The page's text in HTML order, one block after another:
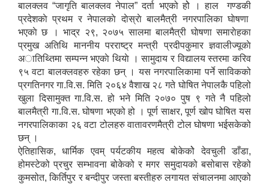
बालक्लव “जागृति बालक्लव नेपाल” दर्ता भएको होे । हाल गण्डकी
प्रदेशकाे प्रथम र नेपालकाे दाेस्राे बालमैत्री नगरपालिका घाेषणा
भएकाे छ । भाद्र २९, २०७५ सालमा बालमैत्री घाेषणा समाराेहका
प्रमुख अतिथि माननीय परराष्ट्र मन्त्री प्रदीपकुमार ज्ञवालीज्यूकाे
अातिथ्तिमा सम्पन्न भएकाे थियाे । सामुदाय र विद्यालय स्तरमा करिव
९५ वटा बालक्लवहरु रहेका छन् । यस नगरपालिकामा पर्ने साविकको
प्रगतिनगर गा.वि.स. मिति २०६४ वैशाख २८ गते घोषित नेपालकै पहिलो
खुला दिसामुक्त गा.वि.स. हो भने मिति २०७० पुष ९ गते नै पहिलो
बालमैत्री गा.वि.स. घोषणा भएको हो । पूर्ण साक्षर, पूर्ण खोप घोषित यस
नगरपालिकाका २६ वटा टोलहरु वातावरणमैत्री टोल घोषणा भईसकेको
छन् ।
ऐतिहासिक, धार्मिक एवम् पर्यटकीय महत्व बोकेकोे देवचुली डाँडा,
होमस्टेको प्रचुर सम्भावना बोकेको र मगर समुदायको बसोबास रहेको
कुमसोत, किर्तिपुर र बन्दीपुर जस्ता बस्तीहरु लगायत संचालनमा आएको